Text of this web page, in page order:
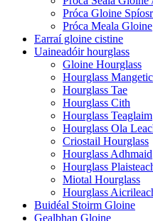
Próca Gloine
Próca Meala Gloine
Earraí gloine cistine
Uaineadóir hourglass
Gloine Hourglass
Hourglass Mangetic
Hourglass Tae
Hourglass Cith
Hourglass Teaglaim
Hourglass Ola
Criostail Hourglass
Hourglass Adhmaid
Hourglass
Miotal Hourglass
Hourglass
Buidéal Stoirm Gloine
Gealbhan Gloine